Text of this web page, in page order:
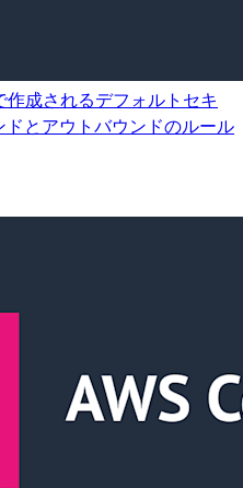
成されるデフォルトセキ
とアウトバウンドのルール